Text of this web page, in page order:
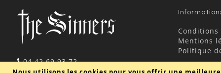
04 42 69 93 72
Conditions
Mentions
Politique